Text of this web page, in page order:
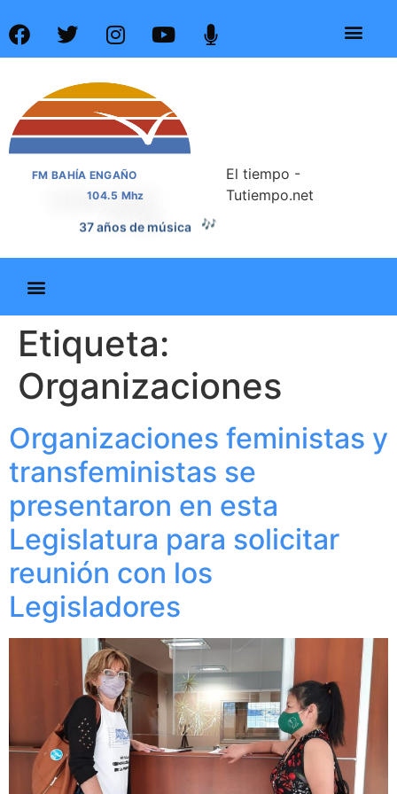
FM BAHÍA ENGAÑO
104.5 Mhz
37 años de música 🎶
El tiempo -
Tutiempo.net
Etiqueta:
Organizaciones
Organizaciones feministas y
transfeministas se
presentaron en esta
Legislatura para solicitar
reunión con los
Legisladores